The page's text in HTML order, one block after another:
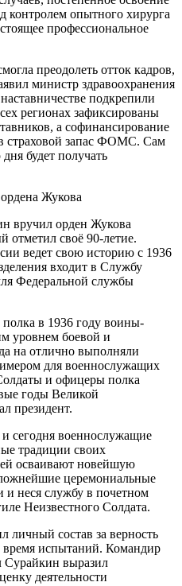
контролем опытного хирурга
профессиональное
преодолеть отток кадров,
министр здравоохранения
подкрепили
регионах зафиксированы
а софинансирование
страховой запас ФОМС. Сам
будет получать
Жукова
вручил орден Жукова
отметил своё 90-летие.
ведет свою историю с 1936
входит в Службу
Федеральной службы
в 1936 году воины-
уровнем боевой и
на отлично выполняли
для военнослужащих
и офицеры полка
годы Великой
президент.
сегодня военнослужащие
традиции своих
осваивают новейшую
церемониальные
и неся службу в почетном
Неизвестного Солдата.
личный состав за верность
время испытаний. Командир
Сурайкин выразил
деятельности